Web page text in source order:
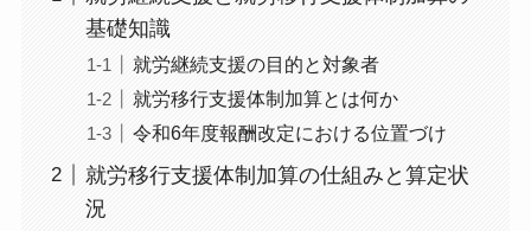
基礎知識
就労継続支援の目的と対象者
就労移行支援体制加算とは何か
令和6年度報酬改定における位置づけ
就労移行支援体制加算の仕組みと算定状
況